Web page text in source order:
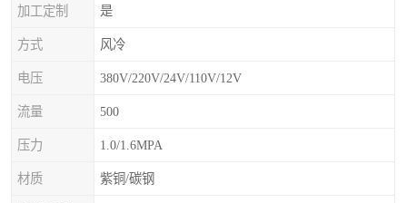
加工定制 是
方式 风冷
电压 380V/220V/24V/110V/12V
流量 500
压力 1.0/1.6MPA
材质 紫铜/碳钢